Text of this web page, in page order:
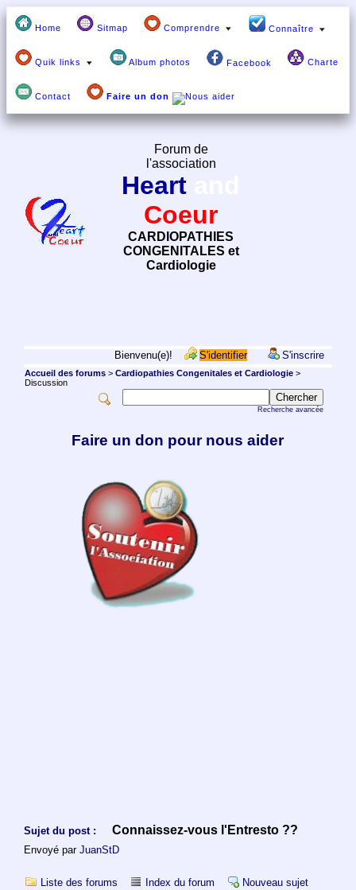
Home Sitmap Comprendre Connaître
Quik links Album photos Facebook Charte
Contact Faire un don
Forum de
l'association
Heart
Coeur
CARDIOPATHIES
CONGENITALES et
Cardiologie
Bienvenu(e)! S'identifier S'inscrire
Accueil des forums> Cardiopathies Congenitales et Cardiologie>
Discussion
Recherche avancée
Faire un don pour nous aider
Sujet du post : Connaissez-vous l'Entresto ??
Envoyé par JuanStD
Liste des forums Index du forum
Nouveau sujet